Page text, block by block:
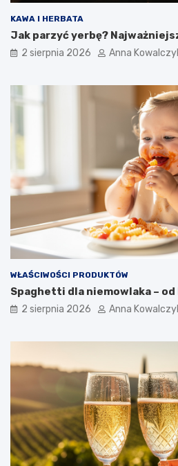
KAWA I HERBATA
Jak parzyć yerbę?
2 sierpnia 2026 Anna
WŁAŚCIWOŚCI PRODUKTÓW
Spaghetti dla niemowlaka – od
2 sierpnia 2026 Anna